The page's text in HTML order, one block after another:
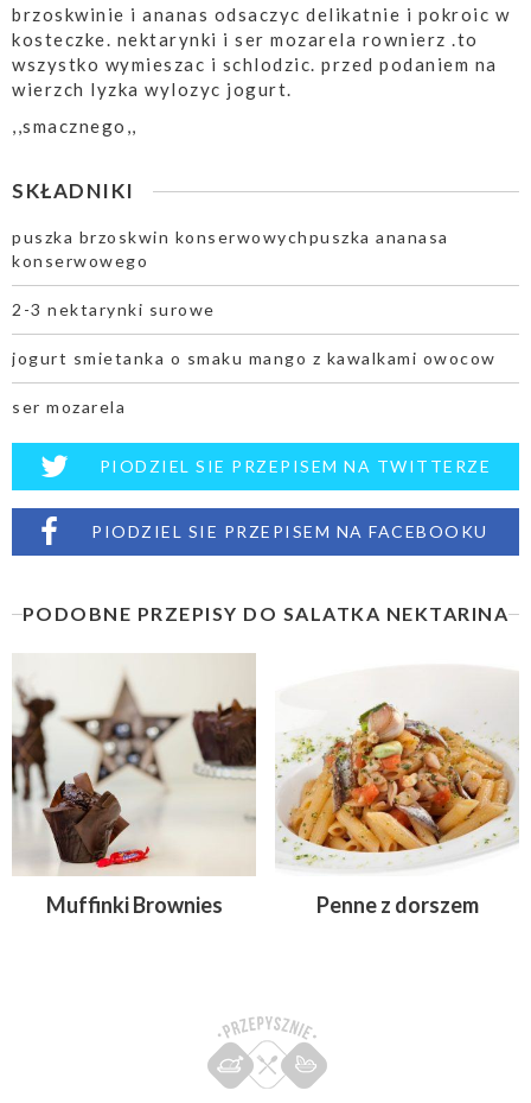
brzoskwinie i ananas odsaczyc delikatnie i pokroic w
kosteczke. nektarynki i ser mozarela rownierz .to
wszystko wymieszac i schlodzic. przed podaniem na
wierzch lyzka wylozyc jogurt.
,,smacznego,,
SKŁADNIKI
puszka brzoskwin konserwowychpuszka ananasa
konserwowego
2-3 nektarynki surowe
jogurt smietanka o smaku mango z kawalkami owocow
ser mozarela
PIODZIEL SIE PRZEPISEM NA TWITTERZE
PIODZIEL SIE PRZEPISEM NA FACEBOOKU
PODOBNE PRZEPISY DO SALATKA NEKTARINA
Muffinki Brownies Penne z dorszem